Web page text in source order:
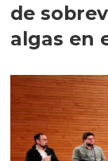
de
algas en